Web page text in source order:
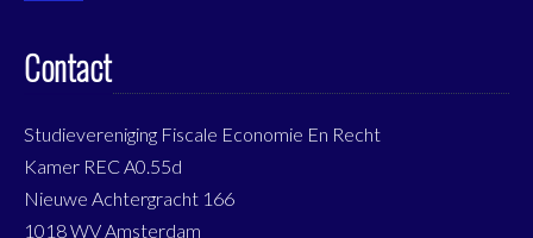
Contact
Studievereniging Fiscale Economie En Recht
Kamer REC A0.55d
Nieuwe Achtergracht 166
1018 WV Amsterdam